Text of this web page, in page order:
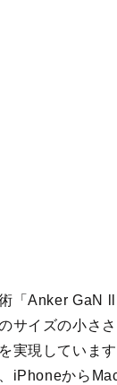
「Anker GaN
サイズの小さ
実現していま
iPhoneから